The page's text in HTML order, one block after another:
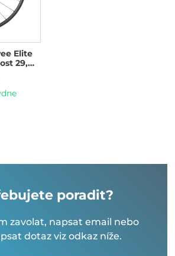
Elite
29,
poradit?
zavolat, napsat email nebo
dotaz viz odkaz níže.